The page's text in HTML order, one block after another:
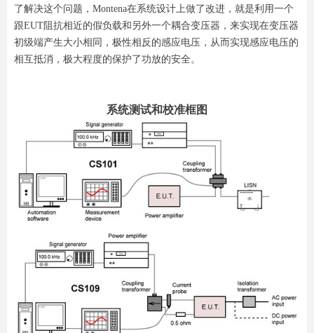
了解决这个问题，Montena在系统设计上做了改进，就是利用一个
跟EUT阻抗相近的假负载和另外一个耦合变压器，来实现在变压器
初级端产生大小相同，极性相反的感应电压，从而实现感应电压的
相互抵消，极大程度的保护了功放的安全。
系统测试和校准框图